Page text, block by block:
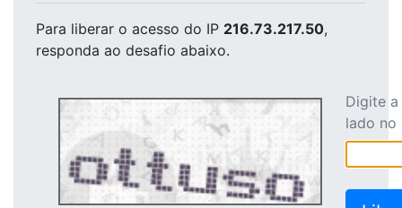
Para liberar o acesso do IP 216.73.217.50,
responda ao desafio abaixo.
Digite
lado no